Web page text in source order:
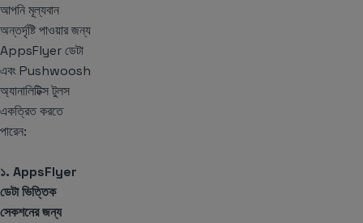
আপনি মূল্যবান
অন্তর্দৃষ্টি পাওয়ার জন্য
AppsFlyer ডেটা
এবং Pushwoosh
অ্যানালিটিক্স টুলস
একত্রিত করতে
পারেন:
১. AppsFlyer
ডেটা ভিত্তিক
সেকশনের জন্য